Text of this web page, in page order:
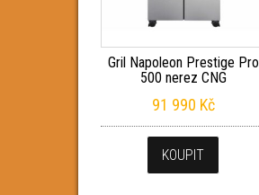
Gril Napoleon Prestige Pro
500 nerez CNG
91 990 Kč
KOUPIT